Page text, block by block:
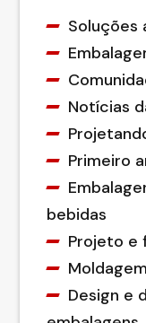
Soluções
Notícias
Primeiro
bebidas
Projeto e
Design e